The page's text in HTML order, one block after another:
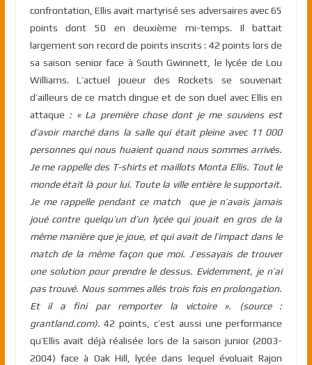
confrontation, Ellis avait martyrisé ses adversaires avec 65
points dont 50 en deuxième mi-temps. Il battait
largement son record de points inscrits : 42 points lors de
sa saison senior face à South Gwinnett, le lycée de Lou
Williams. L’actuel joueur des Rockets se souvenait
d’ailleurs de ce match dingue et de son duel avec Ellis en
attaque : « La première chose dont je me souviens est
d’avoir marché dans la salle qui était pleine avec 11 000
personnes qui nous huaient quand nous sommes arrivés.
Je me rappelle des T-shirts et maillots Monta Ellis. Tout le
monde était là pour lui. Toute la ville entière le supportait.
Je me rappelle pendant ce match que je n’avais jamais
joué contre quelqu’un d’un lycée qui jouait en gros de la
même manière que je joue, et qui avait de l’impact dans le
match de la même façon que moi. J’essayais de trouver
une solution pour prendre le dessus. Evidemment, je n’ai
pas trouvé. Nous sommes allés trois fois en prolongation.
Et il a fini par remporter la victoire ». (source :
grantland.com).42 points, c’est aussi une performance
qu’Ellis avait déjà réalisée lors de la saison junior (2003-
2004) face à Oak Hill, lycée dans lequel évoluait Rajon